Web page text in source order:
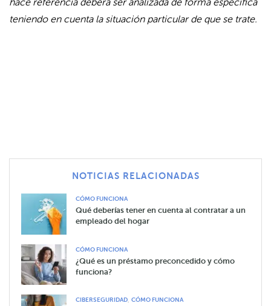
hace referencia deberá ser analizada de forma específica
teniendo en cuenta la situación particular de que se trate.
NOTICIAS RELACIONADAS
CÓMO FUNCIONA
Qué deberías tener en cuenta al contratar a un
empleado del hogar
CÓMO FUNCIONA
¿Qué es un préstamo preconcedido y cómo
funciona?
CIBERSEGURIDAD CÓMO FUNCIONA